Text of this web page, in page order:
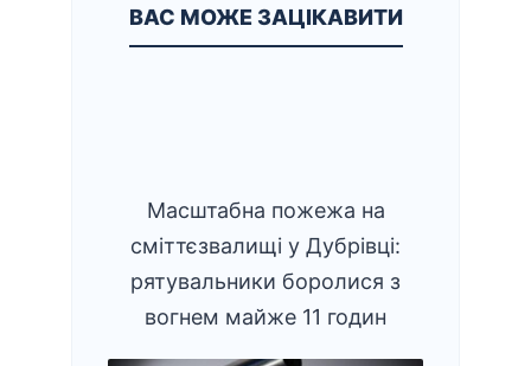
ВАС МОЖЕ ЗАЦІКАВИТИ
Масштабна пожежа на
сміттєзвалищі у Дубрівці:
рятувальники боролися з
вогнем майже 11 годин